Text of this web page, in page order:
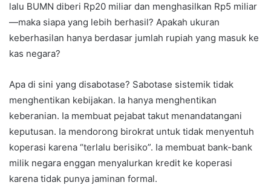
lalu BUMN diberi Rp20 miliar dan menghasilkan Rp5 miliar
—maka siapa yang lebih berhasil? Apakah ukuran
keberhasilan hanya berdasar jumlah rupiah yang masuk ke
kas negara?
Apa di sini yang disabotase? Sabotase sistemik tidak
menghentikan kebijakan. Ia hanya menghentikan
keberanian. Ia membuat pejabat takut menandatangani
keputusan. Ia mendorong birokrat untuk tidak menyentuh
koperasi karena “terlalu berisiko”. Ia membuat bank-bank
milik negara enggan menyalurkan kredit ke koperasi
karena tidak punya jaminan formal.